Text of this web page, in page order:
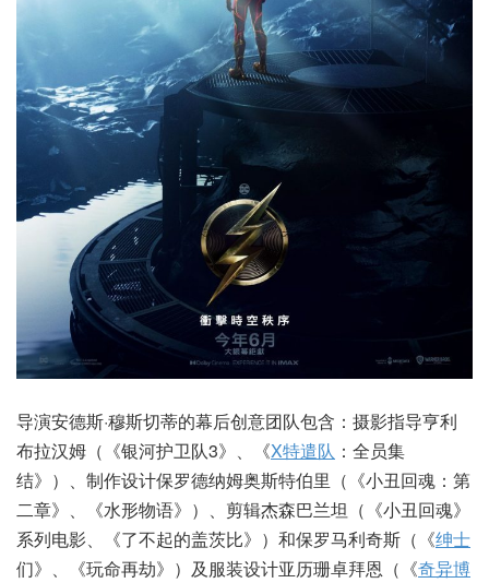
导演安德斯·穆斯切蒂的幕后创意团队包含：摄影指导亨利
布拉汉姆（《银河护卫队3》、《X特遣队 ：全员集
结》）、制作设计保罗德纳姆奥斯特伯里（《小丑回魂：第
二章》、《水形物语》）、剪辑杰森巴兰坦（《小丑回魂》
系列电影、《了不起的盖茨比》）和保罗马利奇斯（《绅士
们》、《玩命再劫》）及服装设计亚历珊卓拜恩（《奇异博